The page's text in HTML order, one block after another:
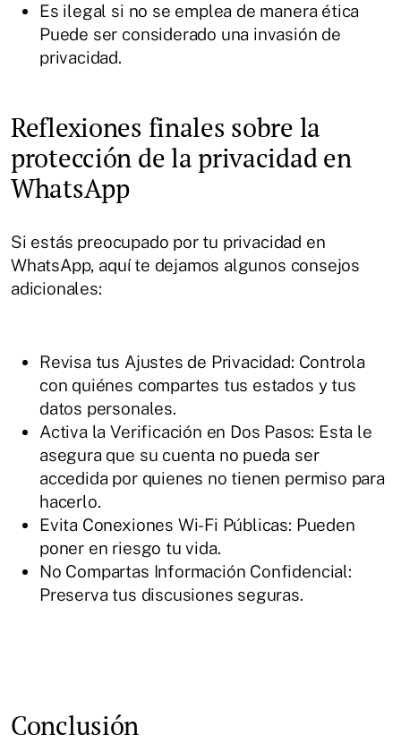
Es ilegal si no se emplea de manera ética
Puede ser considerado una invasión de
privacidad.
Reflexiones finales sobre la
protección de la privacidad en
WhatsApp
Si estás preocupado por tu privacidad en
WhatsApp, aquí te dejamos algunos consejos
adicionales:
Revisa tus Ajustes de Privacidad: Controla
con quiénes compartes tus estados y tus
datos personales.
Activa la Verificación en Dos Pasos: Esta le
asegura que su cuenta no pueda ser
accedida por quienes no tienen permiso para
hacerlo.
Evita Conexiones Wi-Fi Públicas: Pueden
poner en riesgo tu vida.
No Compartas Información Confidencial:
Preserva tus discusiones seguras.
Conclusión